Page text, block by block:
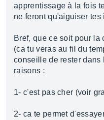
apprentissage à la fois
ne feront qu'aiguiser
Bref, que ce soit pour
(ca tu veras au fil du
conseille de rester
raisons :
1- c'est pas cher (voir
2- ca te permet